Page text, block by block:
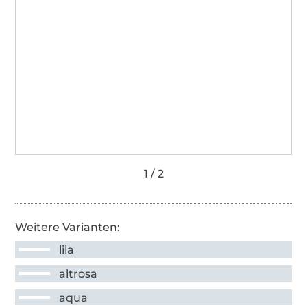
Weitere Varianten:
lila
altrosa
aqua